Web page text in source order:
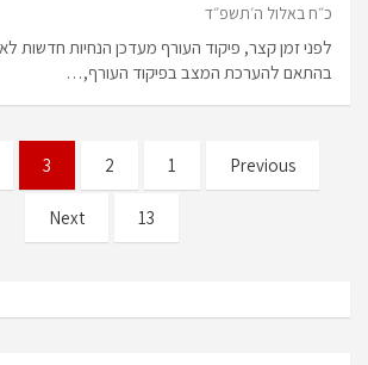
כ״ח באלול ה׳תשפ״ד
לפני זמן קצר, פיקוד העורף מעדכן הנחיות חדשות
בהתאם להערכת המצב בפיקוד העורף,…
Posts
pagination
Previous
1
2
3
13
Next